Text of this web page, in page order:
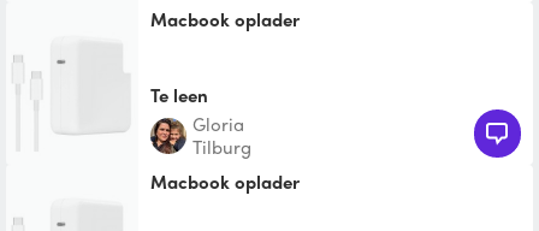
Macbook oplader
Te leen
Gloria
Tilburg
Macbook oplader